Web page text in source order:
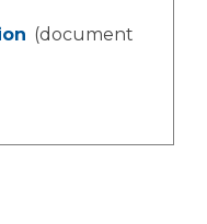
(document